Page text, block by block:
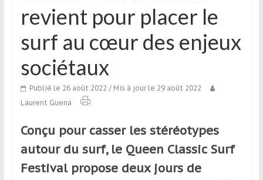
qui
aux
voyageurs
ponctuels
ou
réguliers,
passionnés
simples
spectateurs
revient pour placer le
surf au cœur des enjeux
sociétaux
Publié le 26 août 2022 / Mis à jour le 29 août 2022
Laurent Guena
Conçu pour casser les stéréotypes
autour du surf, le Queen Classic Surf
Festival propose deux jours de